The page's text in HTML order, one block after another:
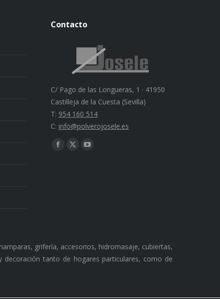
Contacto
C/ Pago de las Longueras, 1 · 41950
Castilleja de la Cuesta (Sevilla)
T: 954 160 514
C: info@polverojosele.es
Find us on:
Facebook
X
YouTube
grifería, accesorios, hidromasaje, cubiertas,
tanto de hogares particulares, como de